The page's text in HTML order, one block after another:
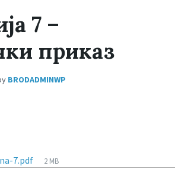
7 –
приказ
BRODADMINWP
7.pdf 2 MB